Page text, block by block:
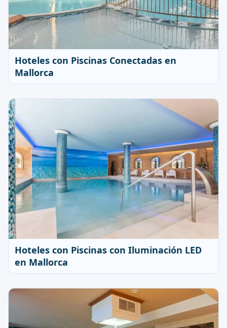
Hoteles con Piscinas Conectadas en
Mallorca
Hoteles con Piscinas con Iluminación LED
en Mallorca